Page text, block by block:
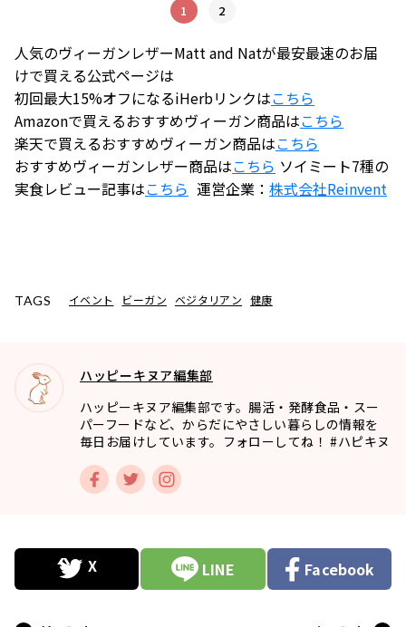
1 2
人気のヴィーガンレザーMatt and Natが最安最速のお届
けで買える公式ページは
初回最大15%オフになるiHerbリンクはこちら
Amazonで買えるおすすめヴィーガン商品はこちら
楽天で買えるおすすめヴィーガン商品はこちら
おすすめヴィーガンレザー商品はこちら ソイミート7種の
実食レビュー記事はこちら 運営企業： 株式会社Reinvent
TAGS イベント ビーガン ベジタリアン 健康
ハッピーキヌア編集部
ハッピーキヌア編集部です。腸活・発酵食品・スー
パーフードなど、からだにやさしい暮らしの情報を
毎日お届けしています。フォローしてね！ #ハピキヌ
LINE Facebook